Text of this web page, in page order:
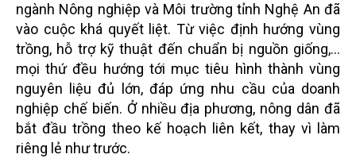
ngành Nông nghiệp và Môi trường tỉnh Nghệ An đã
vào cuộc khá quyết liệt. Từ việc định hướng vùng
trồng, hỗ trợ kỹ thuật đến chuẩn bị nguồn giống,…
mọi thứ đều hướng tới mục tiêu hình thành vùng
nguyên liệu đủ lớn, đáp ứng nhu cầu của doanh
nghiệp chế biến. Ở nhiều địa phương, nông dân đã
bắt đầu trồng theo kế hoạch liên kết, thay vì làm
riêng lẻ như trước.